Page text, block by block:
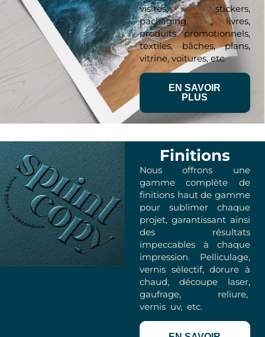
visites, stickers,
packaging, livres,
produits promotionnels,
textiles, bâches, plans,
vitrine, voitures, etc.
EN SAVOIR
PLUS
Finitions
Nous offrons une
gamme complète de
finitions haut de gamme
pour sublimer chaque
projet, garantissant ainsi
des résultats
impeccables à chaque
impression. Pelliculage,
vernis sélectif, dorure à
chaud, découpe laser,
gaufrage, reliure,
vernis uv, etc.